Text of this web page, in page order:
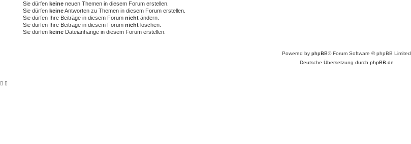
Sie dürfen keine neuen Themen in diesem Forum erstellen.
Sie dürfen keineAntworten zu Themen in diesem Forum erstellen.
Sie dürfen Ihre Beiträge in diesem Forum nicht ändern.
Sie dürfen Ihre Beiträge in diesem Forum nicht löschen.
Sie dürfen keine Dateianhänge in diesem Forum erstellen.
Powered by phpBB® Forum Software © phpBB Limited
Deutsche Übersetzung durch phpBB.de